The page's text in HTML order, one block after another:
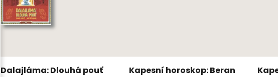
Dalajláma: Dlouhá pouť Kapesní horoskop: Beran